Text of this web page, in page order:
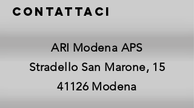
CONTATTACI
ARI Modena APS
Stradello San Marone, 15
41126 Modena